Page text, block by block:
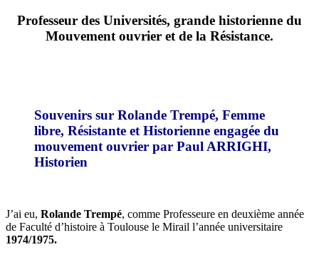
Professeur des Universités, grande historienne du
Mouvement ouvrier et de la Résistance.
Souvenirs sur Rolande Trempé, Femme
libre, Résistante et Historienne engagée du
mouvement ouvrier par Paul ARRIGHI,
Historien
J’ai eu, Rolande Trempé, comme Professeure en deuxième année
de Faculté d’histoire à Toulouse le Mirail l’année universitaire
1974/1975.